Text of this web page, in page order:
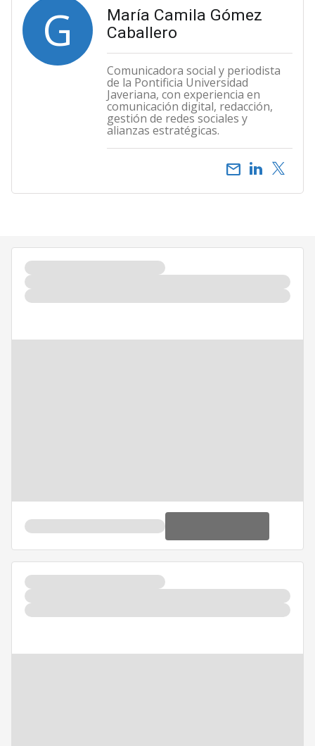
G
María Camila Gómez
Caballero
Comunicadora social y periodista
de la Pontificia Universidad
Javeriana, con experiencia en
comunicación digital, redacción,
gestión de redes sociales y
alianzas estratégicas.
email